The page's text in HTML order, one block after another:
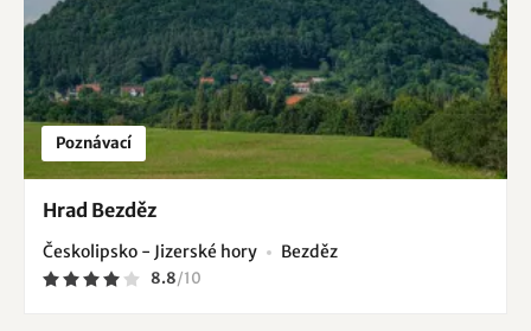
Poznávací
Hrad Bezděz
Českolipsko - Jizerské hory Bezděz
8.8/10